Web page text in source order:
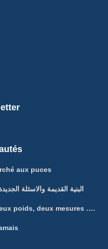
aux puces
البنية القديمة والاسئلة
poids, deux mesures ….